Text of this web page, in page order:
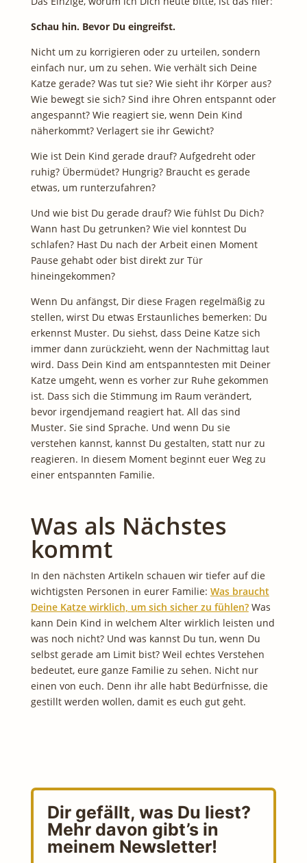
Schau hin. Bevor Du eingreifst.
Nicht um zu korrigieren oder zu urteilen, sondern
einfach nur, um zu sehen. Wie verhält sich Deine
Katze gerade? Was tut sie? Wie sieht ihr Körper aus?
Wie bewegt sie sich? Sind ihre Ohren entspannt oder
angespannt? Wie reagiert sie, wenn Dein Kind
näherkommt? Verlagert sie ihr Gewicht?
Wie ist Dein Kind gerade drauf? Aufgedreht oder
ruhig? Übermüdet? Hungrig? Braucht es gerade
etwas, um runterzufahren?
Und wie bist Du gerade drauf? Wie fühlst Du Dich?
Wann hast Du getrunken? Wie viel konntest Du
schlafen? Hast Du nach der Arbeit einen Moment
Pause gehabt oder bist direkt zur Tür
hineingekommen?
Wenn Du anfängst, Dir diese Fragen regelmäßig zu
stellen, wirst Du etwas Erstaunliches bemerken: Du
erkennst Muster. Du siehst, dass Deine Katze sich
immer dann zurückzieht, wenn der Nachmittag laut
wird. Dass Dein Kind am entspanntesten mit Deiner
Katze umgeht, wenn es vorher zur Ruhe gekommen
ist. Dass sich die Stimmung im Raum verändert,
bevor irgendjemand reagiert hat. All das sind
Muster. Sie sind Sprache. Und wenn Du sie
verstehen kannst, kannst Du gestalten, statt nur zu
reagieren. In diesem Moment beginnt euer Weg zu
einer entspannten Familie.
Was als Nächstes
kommt
In den nächsten Artikeln schauen wir tiefer auf die
wichtigsten Personen in eurer Familie: Was braucht
Deine Katze wirklich, um sich sicher zu fühlen?Was
kann Dein Kind in welchem Alter wirklich leisten und
was noch nicht? Und was kannst Du tun, wenn Du
selbst gerade am Limit bist? Weil echtes Verstehen
bedeutet, eure ganze Familie zu sehen. Nicht nur
einen von euch. Denn ihr alle habt Bedürfnisse, die
gestillt werden wollen, damit es euch gut geht.
Dir gefällt, was Du liest?
Mehr davon gibt’s in
meinem Newsletter!